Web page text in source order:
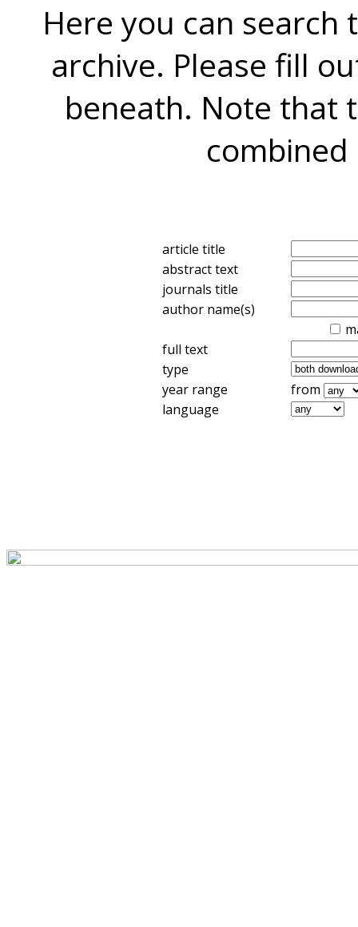
Here you can search
archive. Please fill
beneath. Note that
combined
article title
abstract text
journals title
author name(s)
full text
type
year range
from
language